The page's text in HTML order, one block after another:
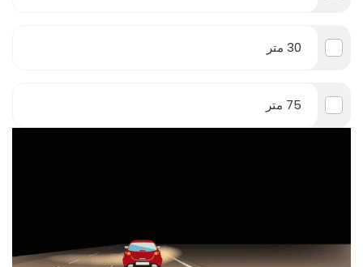
30 متر
75 متر